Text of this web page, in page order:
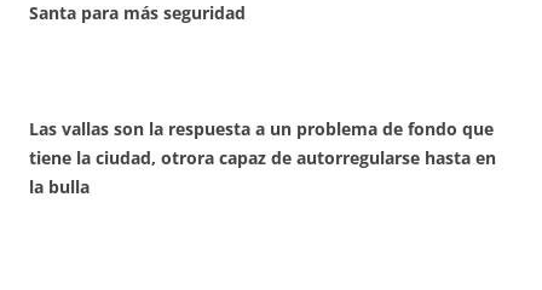
Santa para más seguridad
Las vallas son la respuesta a un problema de fondo que
tiene la ciudad, otrora capaz de autorregularse hasta en
la bulla